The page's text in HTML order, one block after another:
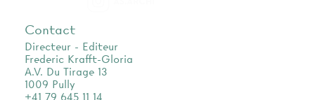
Contact
Directeur - Editeur
Frederic Krafft-Gloria
A.V. Du Tirage 13
1009 Pully
+41 79 645 11 14